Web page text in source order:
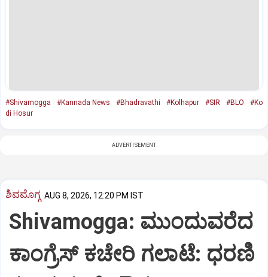
#Shivamogga #Kannada News #Bhadravathi #Kolhapur #SIR #BLO
#Ko
di Hosur
ADVERTISEMENT
ಶಿವಮೊಗ್ಗ AUG 8, 2026, 12:20 PM IST
Shivamogga: ಮುಂದುವರೆದ
ಕಾಂಗ್ರೆಸ್ ಕಚೇರಿ ಗಲಾಟೆ: ಧರಣಿ